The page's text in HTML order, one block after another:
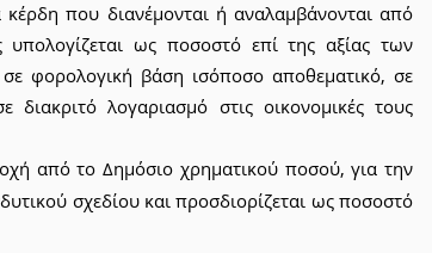
που διανέμονται ή αναλαμβάνονται από
ως ποσοστό επί της αξίας των
φορολογική βάση ισόποσο αποθεματικό, σε
λογαριασμό στις οικονομικές τους
από το Δημόσιο χρηματικού ποσού, για την
σχεδίου και προσδιορίζεται ως ποσοστό